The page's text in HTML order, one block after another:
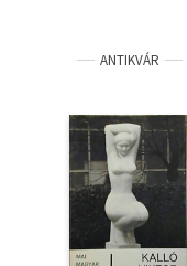
ANTIKVÁR